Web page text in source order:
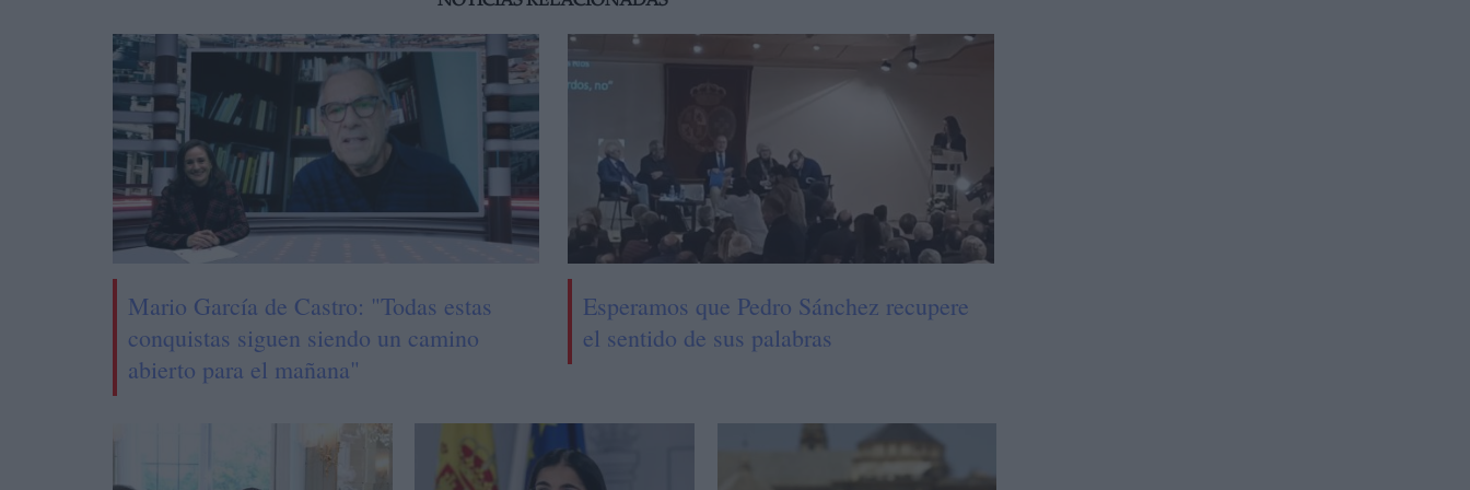
Mario García de Castro: "Todas estas
conquistas siguen siendo un camino
abierto para el mañana"
Esperamos que Pedro Sánchez recupere
el sentido de sus palabras